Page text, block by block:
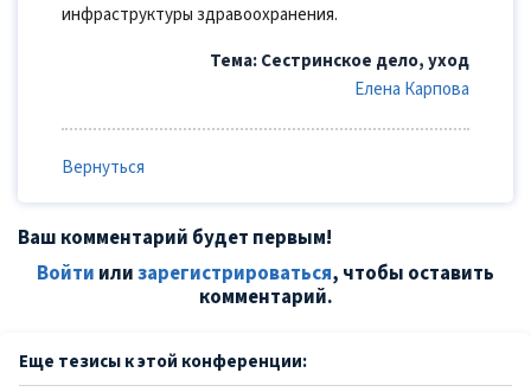
инфраструктуры здравоохранения.
Тема: Сестринское дело, уход
Елена Карпова
Вернуться
Ваш комментарий будет первым!
Войти илизарегистрироваться, чтобы оставить
комментарий.
Еще тезисы к этой конференции: